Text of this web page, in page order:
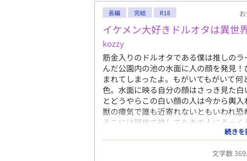
長編 完結 R18
イケメン大好きドルオタは異世
kozzy
筋金入りのドルオタである僕は推しの
んだ公園内の池の水面に人の顔を発見
まれてしまったよ。もがいてもがいて
色。水面に映る自分の顔はさっき見た
とどうやらこの白い顔の人は今から輿
獣の瘴気で誰も近寄れないともいわれ
そこには現世で推してたあの人にそっ
ないよね？推しの無い人生なんて考え
われているみたい…なんでぇ～？ 『チ
る』書籍化となりました。 お手に取っ
続きを
文字数